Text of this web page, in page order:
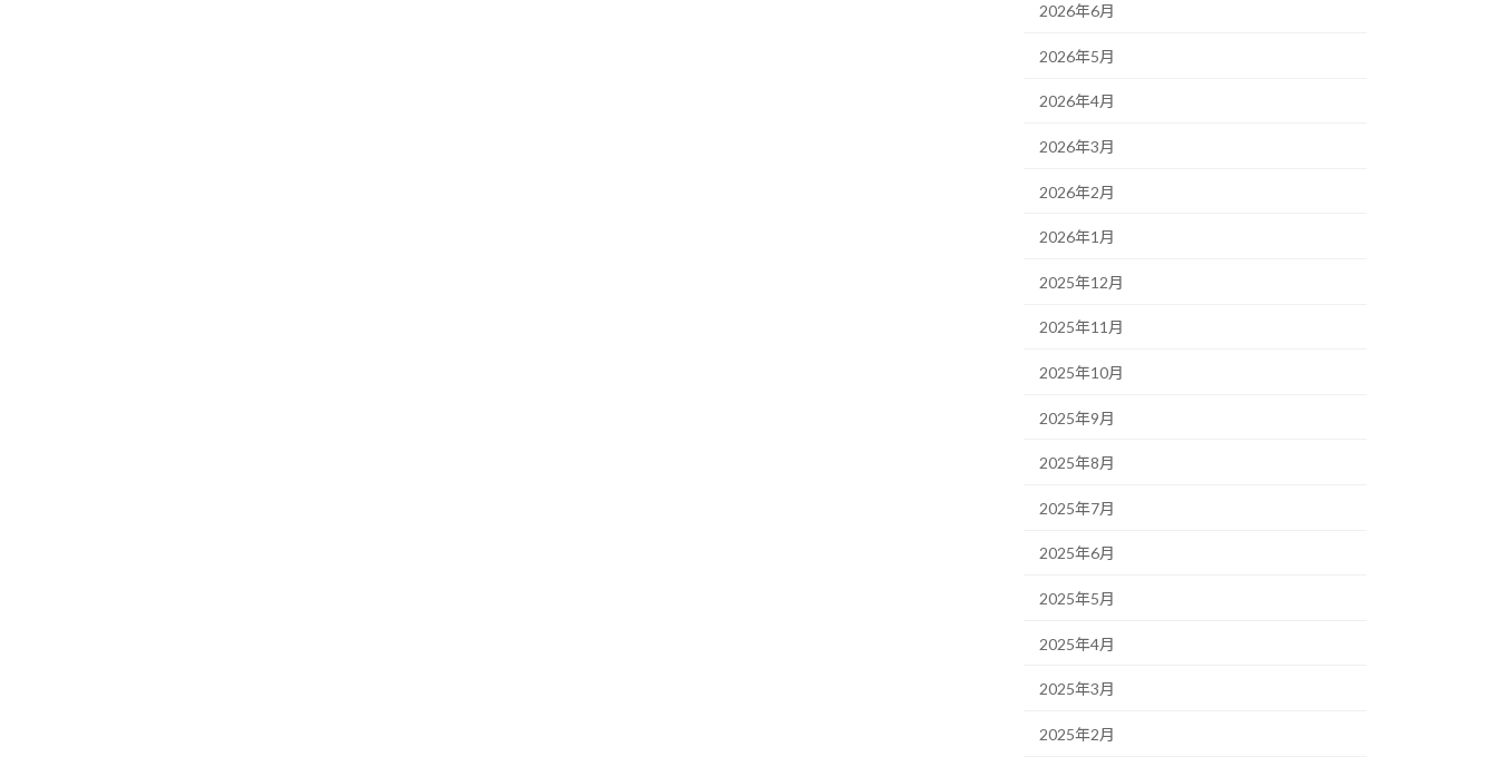
2026年6月
2026年5月
2026年4月
2026年3月
2026年2月
2026年1月
2025年12月
2025年11月
2025年10月
2025年9月
2025年8月
2025年7月
2025年6月
2025年5月
2025年4月
2025年3月
2025年2月